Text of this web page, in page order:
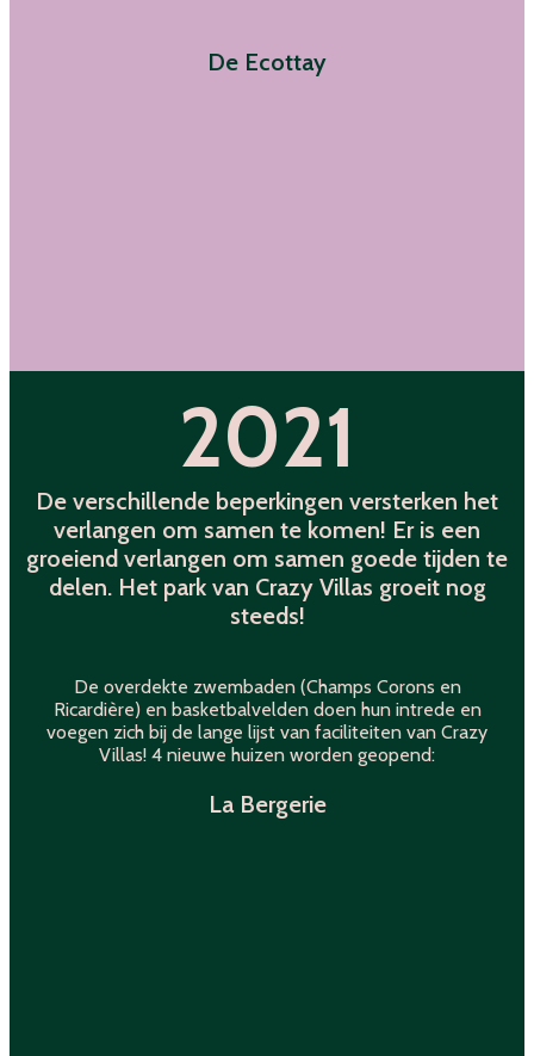
De Ecottay
2021
De verschillende beperkingen versterken het
verlangen om samen te komen! Er is een
groeiend verlangen om samen goede tijden te
delen. Het park van Crazy Villas groeit nog
steeds!
De overdekte zwembaden (Champs Corons en
Ricardière) en basketbalvelden doen hun intrede en
voegen zich bij de lange lijst van faciliteiten van Crazy
Villas! 4 nieuwe huizen worden geopend:
La Bergerie